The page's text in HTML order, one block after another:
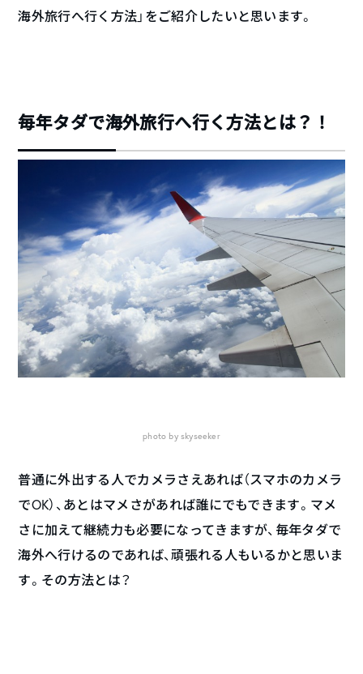
海外旅行へ行く方法」をご紹介したいと思います。
毎年タダで海外旅行へ行く方法とは？！
photo by skyseeker
普通に外出する人でカメラさえあれば（スマホのカメラ
でOK）、あとはマメさがあれば誰にでもできます。マメ
さに加えて継続力も必要になってきますが、毎年タダで
海外へ行けるのであれば、頑張れる人もいるかと思いま
す。その方法とは？